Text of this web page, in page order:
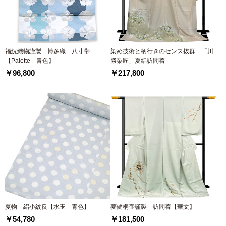
福絖織物謹製 博多織 八寸帯
【Palette 青色】
￥96,800
染め技術と柄行きのセンス抜群 「川
勝染匠」夏絽訪問着
￥217,800
夏物 絽小紋反【水玉 青色】
￥54,780
菱健桐壷謹製 訪問着【華文】
￥181,500